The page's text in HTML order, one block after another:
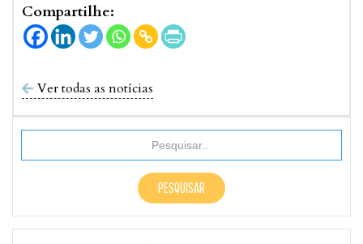
Compartilhe:
 Ver todas as notícias